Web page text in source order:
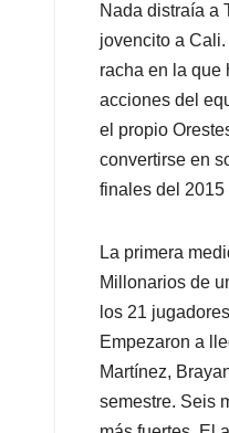
Nada distraía a
jovencito a
racha en la que
acciones del
el propio
convertirse en
finales del 2015
La primera
Millonarios de
los 21
Empezaron a
Martínez,
semestre. Seis